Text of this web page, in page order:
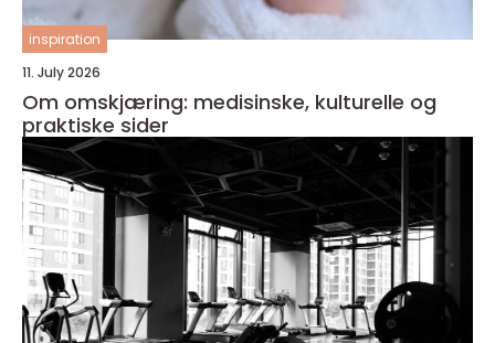
inspiration
11. July 2026
Om omskjæring: medisinske, kulturelle og
praktiske sider